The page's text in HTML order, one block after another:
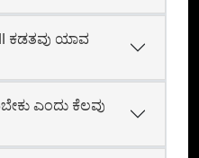
ಕಡತವು ಯಾವ
ಎಂದು ಕೆಲವು